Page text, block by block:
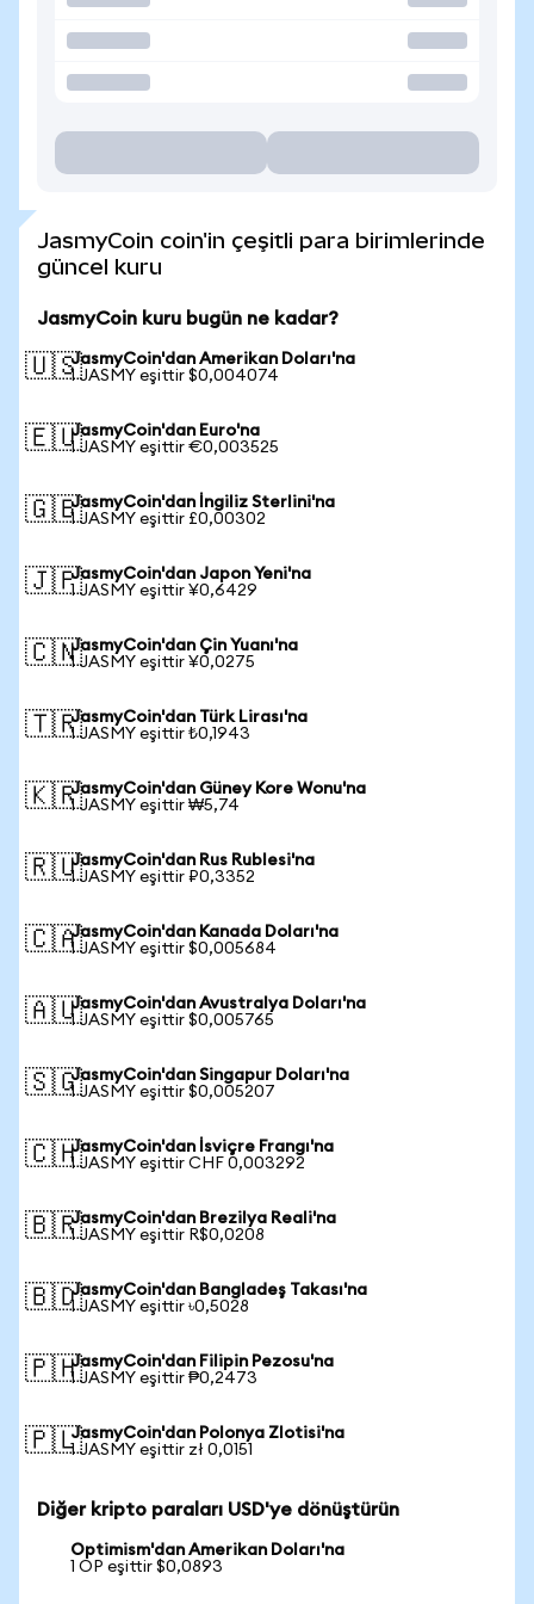
JasmyCoin coin'in çeşitli para birimlerinde
güncel kuru
JasmyCoin kuru bugün ne kadar?
🇺🇸JasmyCoin'dan Amerikan Doları'na
1 JASMY eşittir $0,004074
🇪🇺JasmyCoin'dan Euro'na
1 JASMY eşittir €0,003525
🇬🇧JasmyCoin'dan İngiliz Sterlini'na
1 JASMY eşittir £0,00302
🇯🇵JasmyCoin'dan Japon Yeni'na
1 JASMY eşittir ¥0,6429
🇨🇳JasmyCoin'dan Çin Yuanı'na
1 JASMY eşittir ¥0,0275
🇹🇷JasmyCoin'dan Türk Lirası'na
1 JASMY eşittir ₺0,1943
🇰🇷JasmyCoin'dan Güney Kore Wonu'na
1 JASMY eşittir ₩5,74
🇷🇺JasmyCoin'dan Rus Rublesi'na
1 JASMY eşittir ₽0,3352
🇨🇦JasmyCoin'dan Kanada Doları'na
1 JASMY eşittir $0,005684
🇦🇺JasmyCoin'dan Avustralya Doları'na
1 JASMY eşittir $0,005765
🇸🇬JasmyCoin'dan Singapur Doları'na
1 JASMY eşittir $0,005207
🇨🇭JasmyCoin'dan İsviçre Frangı'na
1 JASMY eşittir CHF 0,003292
🇧🇷JasmyCoin'dan Brezilya Reali'na
1 JASMY eşittir R$0,0208
🇧🇩JasmyCoin'dan Bangladeş Takası'na
1 JASMY eşittir ৳0,5028
🇵🇭JasmyCoin'dan Filipin Pezosu'na
1 JASMY eşittir ₱0,2473
🇵🇱JasmyCoin'dan Polonya Zlotisi'na
1 JASMY eşittir zł 0,0151
Diğer kripto paraları USD'ye dönüştürün
Optimism'dan Amerikan Doları'na
1 OP eşittir $0,0893